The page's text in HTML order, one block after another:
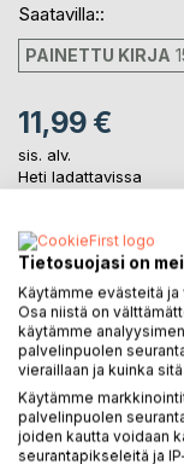
Saatavilla::
PAINETTU KIRJA
11,99 €
sis. alv.
Heti ladattavissa
Lisää muistilistalle
Arvostele tuote
Tietosuojasi on
Käytämme evästeitä
Osa niistä on
käytämme
palvelinpuolen
vieraillaan ja kuinka
Käytämme
palvelinpuolen
joiden kautta voidaan
seurantapikseleitä ja